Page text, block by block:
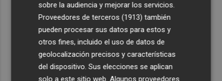
Recibe toda la actualidad de
Plaza Podcast en tu correo
Quiero suscribirme
sobre la audiencia y mejorar los servicios.
Proveedores de terceros (1913) también
pueden procesar sus datos para estos y
otros fines, incluido el uso de datos de
geolocalización precisos y características
del dispositivo. Sus elecciones se aplican
solo a este sitio web. Algunos proveedores